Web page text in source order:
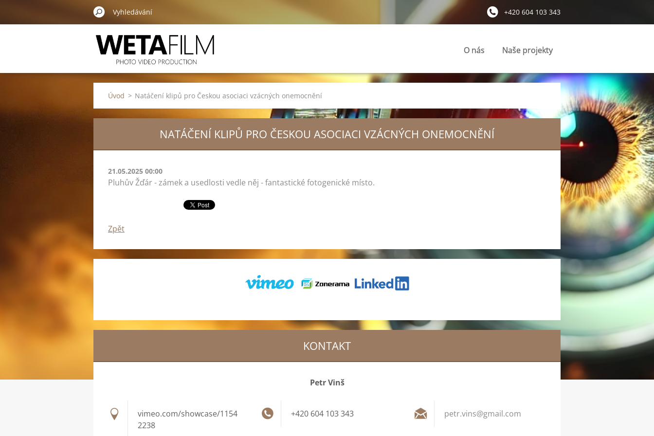
+420 604 103 343
O nás Naše projekty
Úvod > Natáčení klipů pro Českou asociaci vzácných onemocnění
NATÁČENÍ KLIPŮ PRO ČESKOU ASOCIACI VZÁCNÝCH ONEMOCNĚNÍ
21.05.2025 00:00
Pluhův Žďár - zámek a usedlosti vedle něj - fantastické fotogenické místo.
Zpět
KONTAKT
Petr Vinš
vimeo.com/showcase/1154
2238
+420 604 103 343 petr.vins@gmail.com